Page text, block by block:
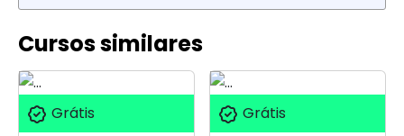
Cursos similares
Grátis Grátis